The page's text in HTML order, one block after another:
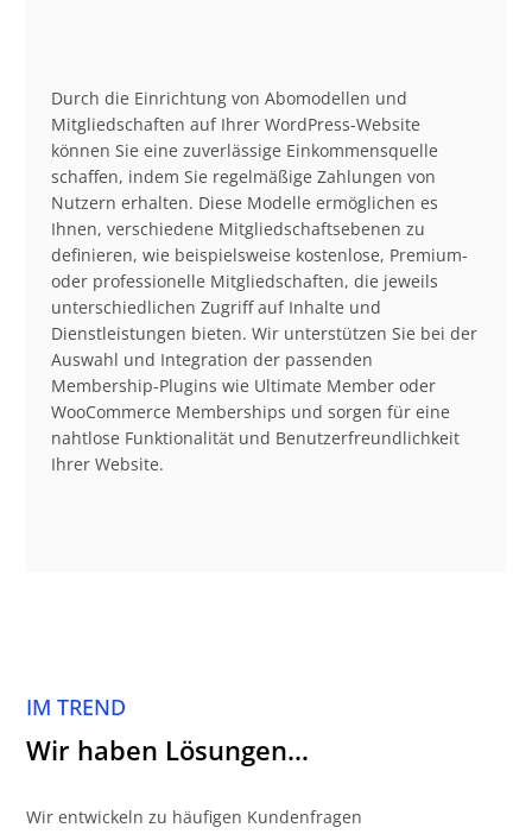
Durch die Einrichtung von Abomodellen und
Mitgliedschaften auf Ihrer WordPress-Website
können Sie eine zuverlässige Einkommensquelle
schaffen, indem Sie regelmäßige Zahlungen von
Nutzern erhalten. Diese Modelle ermöglichen es
Ihnen, verschiedene Mitgliedschaftsebenen zu
definieren, wie beispielsweise kostenlose, Premium-
oder professionelle Mitgliedschaften, die jeweils
unterschiedlichen Zugriff auf Inhalte und
Dienstleistungen bieten. Wir unterstützen Sie bei der
Auswahl und Integration der passenden
Membership-Plugins wie Ultimate Member oder
WooCommerce Memberships und sorgen für eine
nahtlose Funktionalität und Benutzerfreundlichkeit
Ihrer Website.
IM TREND
Wir haben Lösungen…
Wir entwickeln zu häufigen Kundenfragen